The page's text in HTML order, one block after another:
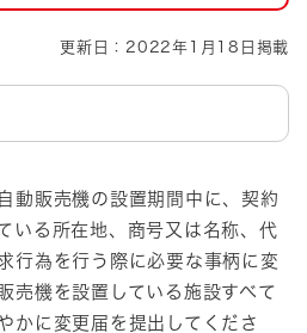
更新日：2022年1月18日掲載
動販売機の設置期間中に、契約
いる所在地、商号又は名称、代
行為を行う際に必要な事柄に変
売機を設置している施設すべて
かに変更届を提出してくださ